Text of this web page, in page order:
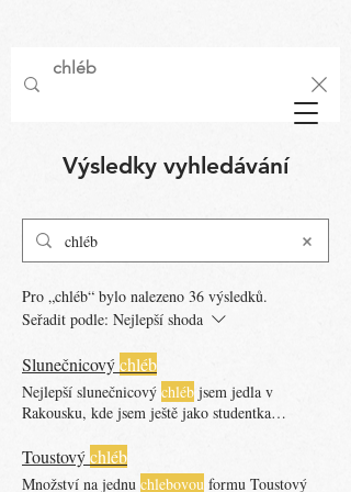
Výsledky vyhledávání
Pro „chléb“ bylo nalezeno 36 výsledků.
Seřadit podle: Nejlepší shoda
Slunečnicovýchléb
Nejlepší slunečnicový chléb jsem jedla v
Rakousku, kde jsem ještě jako studentka
skvěle vyklopit. Těsto přendejte do formy
pomocí stěrky.Chlébve formě nařízněte a dejte
Toustovýchléb
Množství na jednu chlebovou formu Toustový